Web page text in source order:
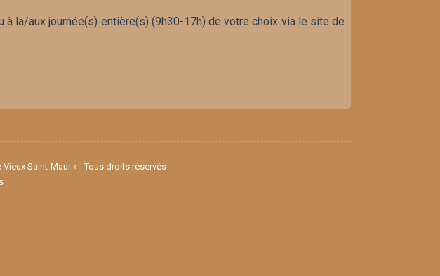
à la/aux journée(s) entière(s) (9h30-17h) de votre choix via le site de
Saint-Maur » - Tous droits réservés